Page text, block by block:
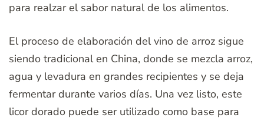
para realzar el sabor natural de los alimentos.
El proceso de elaboración del vino de arroz sigue
siendo tradicional en China, donde se mezcla arroz,
agua y levadura en grandes recipientes y se deja
fermentar durante varios días. Una vez listo, este
licor dorado puede ser utilizado como base para